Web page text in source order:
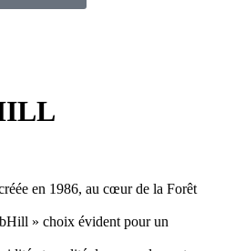
en 1986, au cœur de la Forêt
» choix évident pour un